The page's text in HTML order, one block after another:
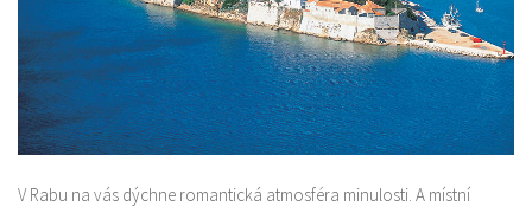
V Rabu na vás dýchne romantická atmosféra minulosti. A místní